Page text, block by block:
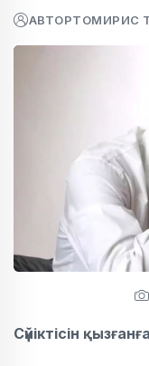
АВТОРТОМИРИС
Сүйіктісін